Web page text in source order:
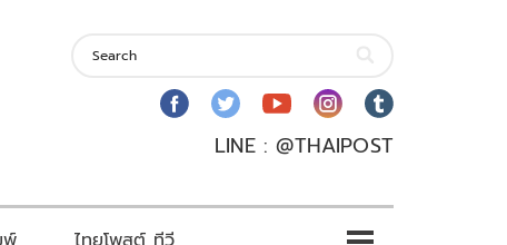
LINE : @THAIPOST